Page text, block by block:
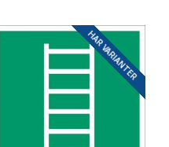
HAR VARIANTER